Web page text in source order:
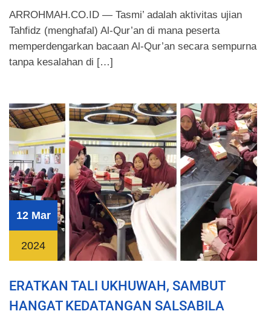
ARROHMAH.CO.ID — Tasmi’ adalah aktivitas ujian
Tahfidz (menghafal) Al-Qur’an di mana peserta
memperdengarkan bacaan Al-Qur’an secara sempurna
tanpa kesalahan di […]
12 Mar
2024
ERATKAN TALI UKHUWAH, SAMBUT
HANGAT KEDATANGAN SALSABILA